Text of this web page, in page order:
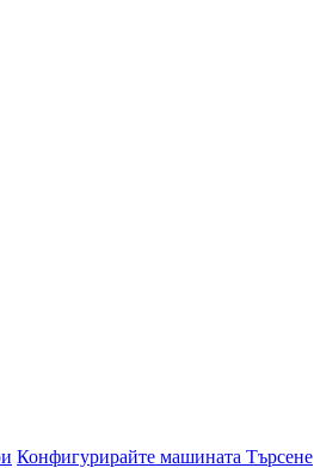
Конфигурирайте машината Търсене